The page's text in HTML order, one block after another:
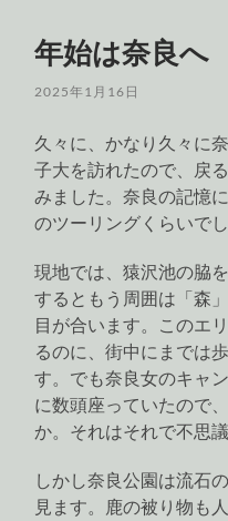
年始は奈良へ
2025年1月16日
久々に、かなり久々に
子大を訪れたので、戻
みました。奈良の記憶
のツーリングくらいでし
現地では、猿沢池の脇
するともう周囲は「森
目が合います。このエ
るのに、街中にまでは
す。でも奈良女のキャ
に数頭座っていたので
か。それはそれで不思
しかし奈良公園は流石
見ます。鹿の被り物も